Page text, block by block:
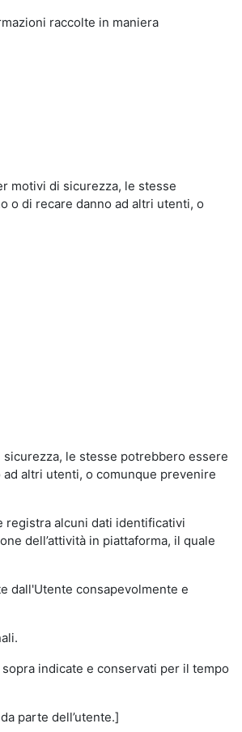
raccolte in maniera
motivi di sicurezza, le stesse
o di recare danno ad altri utenti, o
le stesse potrebbero essere
altri utenti, o comunque prevenire
registra alcuni dati identificativi
dell’attività in piattaforma, il quale
dall'Utente consapevolmente e
indicate e conservati per il tempo
parte dell’utente.]